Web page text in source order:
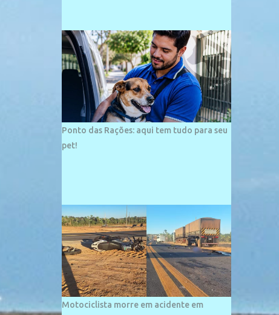
vizinhos. O bairro onde se localiza a praia é
palco de amplos investimentos e projetos
grandiosos como hotéis, pousadas e
residências de veraneio de grande porte. O
maior empreendimento fixado nessa área é
o SESC Praia, inaugurado em 12 de julho de
1996. Com arquitetura moderna,...
Ponto das Rações: aqui tem tudo para seu
pet!
Motociclista morre em acidente em